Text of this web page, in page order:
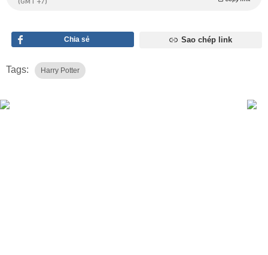
Chia sẻ Sao chép link
Tags: Harry Potter